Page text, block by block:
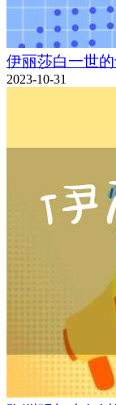
伊丽莎白一世
2023-10-31